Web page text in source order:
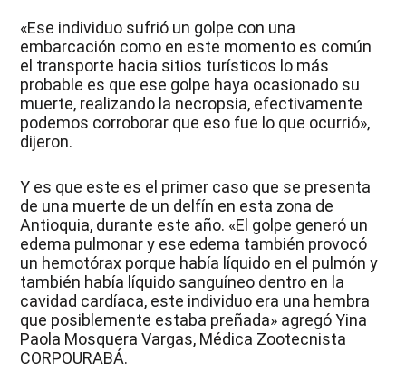
«Ese individuo sufrió un golpe con una
embarcación como en este momento es común
el transporte hacia sitios turísticos lo más
probable es que ese golpe haya ocasionado su
muerte, realizando la necropsia, efectivamente
podemos corroborar que eso fue lo que ocurrió»,
dijeron.
Y es que este es el primer caso que se presenta
de una muerte de un delfín en esta zona de
Antioquia, durante este año. «El golpe generó un
edema pulmonar y ese edema también provocó
un hemotórax porque había líquido en el pulmón y
también había líquido sanguíneo dentro en la
cavidad cardíaca, este individuo era una hembra
que posiblemente estaba preñada» agregó Yina
Paola Mosquera Vargas, Médica Zootecnista
CORPOURABÁ.